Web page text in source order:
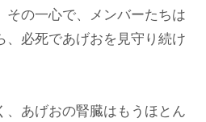
その一心で、メンバーたちは
、必死であげおを見守り続け
あげおの腎臓はもうほとん